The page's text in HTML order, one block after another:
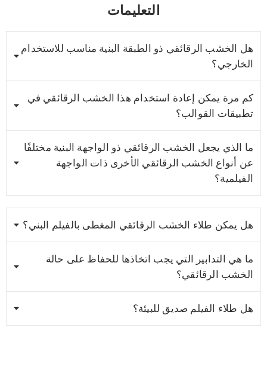
التعليمات
هل الخشب الرقائقي ذو الطبقة البنية مناسب للاستخدام
الخارجي؟
كم مرة يمكن إعادة استخدام هذا الخشب الرقائقي في
تطبيقات القوالب؟
ما الذي يجعل الخشب الرقائقي ذو الواجهة البنية مختلفًا
عن أنواع الخشب الرقائقي الأخرى ذات الواجهة
الفيلمية؟
هل يمكن طلاء الخشب الرقائقي المغطى بالفيلم البني؟
ما هي التدابير التي يجب اتخاذها للحفاظ على حالة
الخشب الرقائقي؟
هل طلاء الفيلم صديق للبيئة؟